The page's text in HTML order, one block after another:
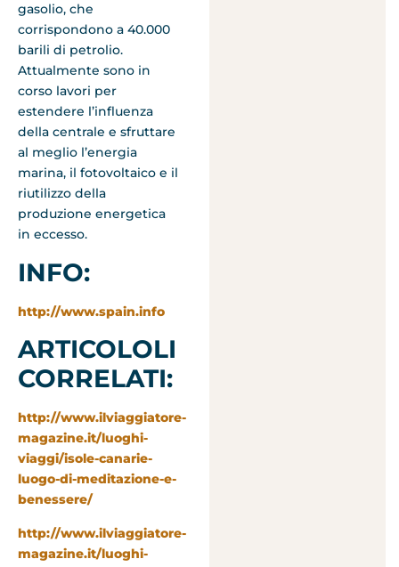
gasolio, che
corrispondono a 40.000
barili di petrolio.
Attualmente sono in
corso lavori per
estendere l’influenza
della centrale e sfruttare
al meglio l’energia
marina, il fotovoltaico e il
riutilizzo della
produzione energetica
in eccesso.
INFO:
http://www.spain.info
ARTICOLOLI
CORRELATI:
http://www.ilviaggiatore-
magazine.it/luoghi-
viaggi/isole-canarie-
luogo-di-meditazione-e-
benessere/
http://www.ilviaggiatore-
magazine.it/luoghi-